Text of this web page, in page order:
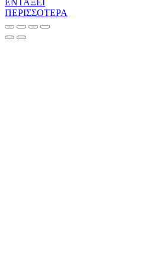
ΕΝΤΑΞΕΙ
ΠΕΡΙΣΣΟΤΕΡΑ